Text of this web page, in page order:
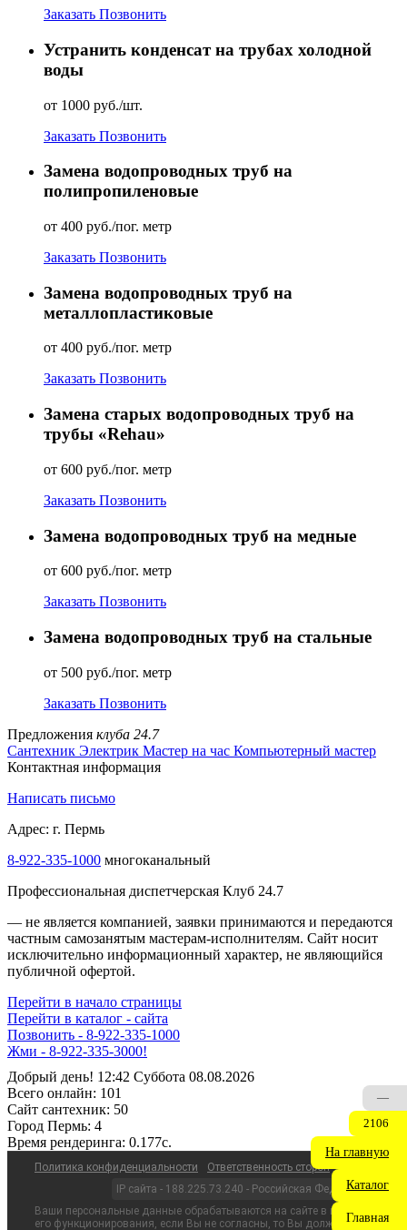
Заказать Позвонить
Устранить конденсат на трубах холодной
воды
от 1000 руб./шт.
Заказать Позвонить
Замена водопроводных труб на
полипропиленовые
от 400 руб./пог. метр
Заказать Позвонить
Замена водопроводных труб на
металлопластиковые
от 400 руб./пог. метр
Заказать Позвонить
Замена старых водопроводных труб на
трубы «Rehau»
от 600 руб./пог. метр
Заказать Позвонить
Замена водопроводных труб на медные
от 600 руб./пог. метр
Заказать Позвонить
Замена водопроводных труб на стальные
от 500 руб./пог. метр
Заказать Позвонить
Предложения клуба 24.7
Сантехник Электрик Мастер на час Компьютерный мастер
Контактная информация
Написать письмо
Адрес: г. Пермь
8-922-335-1000 многоканальный
Профессиональная диспетчерская Клуб 24.7
— не является компанией, заявки принимаются и передаются
частным самозанятым мастерам‑исполнителям. Сайт носит
исключительно информационный характер, не являющийся
публичной офертой.
Перейти в начало страницы
Перейти в каталог - сайта
Позвонить - 8-922-335-1000
Жми - 8-922-335-3000!
Добрый день! 12:42 Суббота 08.08.2026
Всего онлайн: 101
Сайт cантехник: 50
Город Пермь: 4
Время рендеринга: 0.177c.
Политика конфиденциальности
Ответственность сторон
IP сайта - 188.225.73.240 - Российская Федерация
Ваши персональные данные обрабатываются на сайте в целях
его функционирования, если Вы не согласны, то Вы должны
—
2106
На главную
Каталог
Главная